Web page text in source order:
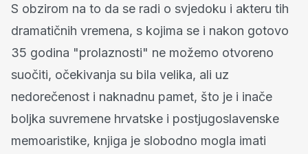
S obzirom na to da se radi o svjedoku i akteru tih
dramatičnih vremena, s kojima se i nakon gotovo
35 godina "prolaznosti" ne možemo otvoreno
suočiti, očekivanja su bila velika, ali uz
nedorečenost i naknadnu pamet, što je i inače
boljka suvremene hrvatske i postjugoslavenske
memoaristike, knjiga je slobodno mogla imati